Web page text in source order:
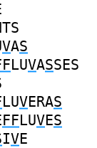
VAS
LUVASSES
LUVERAS
FFLUVES
IVE